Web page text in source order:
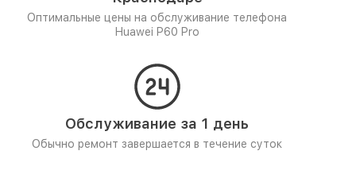
Оптимальные цены на обслуживание телефона
Huawei P60 Pro
Обслуживание за 1 день
Обычно ремонт завершается в течение суток